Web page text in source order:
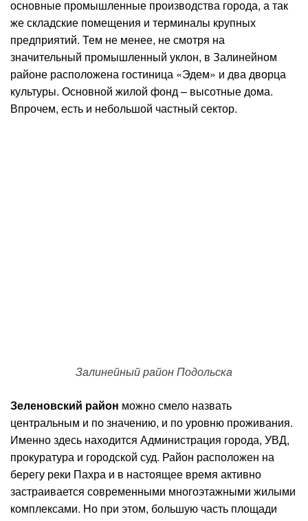
основные промышленные производства города, а так
же складские помещения и терминалы крупных
предприятий. Тем не менее, не смотря на
значительный промышленный уклон, в Залинейном
районе расположена гостиница «Эдем» и два дворца
культуры. Основной жилой фонд – высотные дома.
Впрочем, есть и небольшой частный сектор.
Залинейный район Подольска
Зеленовский район можно смело назвать
центральным и по значению, и по уровню проживания.
Именно здесь находится Администрация города, УВД,
прокуратура и городской суд. Район расположен на
берегу реки Пахра и в настоящее время активно
застраивается современными многоэтажными жилыми
комплексами. Но при этом, большую часть площади